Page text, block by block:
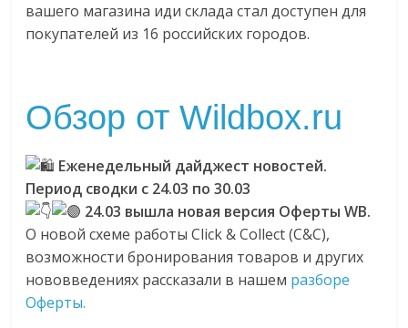
вашего магазина иди склада стал доступен для
покупателей из 16 российских городов.
Обзор от Wildbox.ru
Еженедельный дайджест новостей.
Период сводки с 24.03 по 30.03
24.03 вышла новая версия Оферты WB.
О новой схеме работы Click & Collect (C&C),
возможности бронирования товаров и других
нововведениях рассказали в нашем разборе
Оферты.